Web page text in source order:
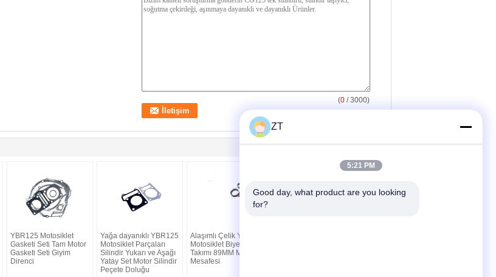
(0 / 3000)
YBR125 Motosiklet
Gasketi Seti Tam Motor
Gasketi Seti Giyim
Direnci
Yağa dayanıklı YBR125
Motosiklet Parçaları
Silindir Yukarı ve Aşağı
Yatay Set Motor Silindir
Peçete Doluğu
Alaşımlı Çelik YBR125
Motosiklet Biyel Kolu
Takımı 89MM Merkez
Mesafesi
ZT
5:21 PM
Good day, what product are you looking
for?